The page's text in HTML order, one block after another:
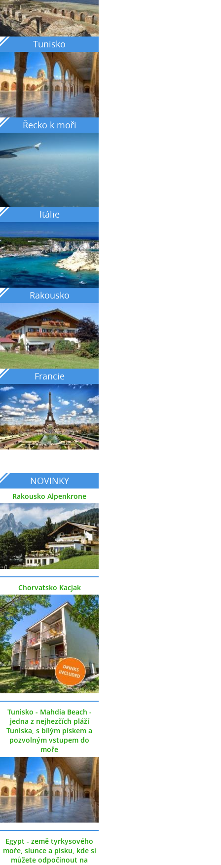
Tunisko
Řecko k moři
Itálie
Rakousko
Francie
NOVINKY
Rakousko Alpenkrone
Chorvatsko Kacjak
Tunisko - Mahdia Beach -
jedna z nejhezčích pláží
Tuniska, s bílým pískem a
pozvolným vstupem do
moře
Egypt - země tyrkysového
moře, slunce a písku, kde si
můžete odpočinout na